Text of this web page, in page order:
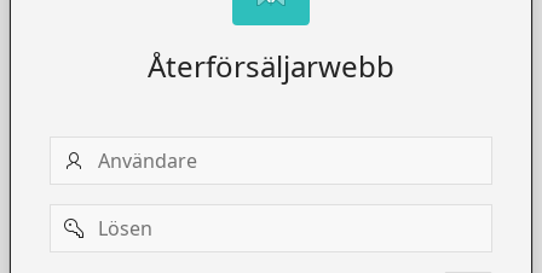
Återförsäljarwebb
Användare
Password